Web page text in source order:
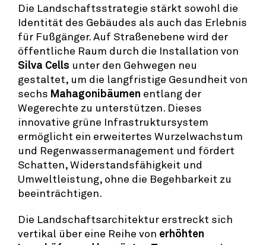
Die Landschaftsstrategie stärkt sowohl die
Identität des Gebäudes als auch das Erlebnis
für Fußgänger. Auf Straßenebene wird der
öffentliche Raum durch die Installation von
Silva Cells unter den Gehwegen neu
gestaltet, um die langfristige Gesundheit von
sechs Mahagonibäumen entlang der
Wegerechte zu unterstützen. Dieses
innovative grüne Infrastruktursystem
ermöglicht ein erweitertes Wurzelwachstum
und Regenwassermanagement und fördert
Schatten, Widerstandsfähigkeit und
Umweltleistung, ohne die Begehbarkeit zu
beeinträchtigen.
Die Landschaftsarchitektur erstreckt sich
vertikal über eine Reihe von erhöhten